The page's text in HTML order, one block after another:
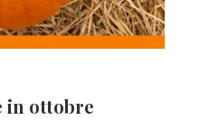
in ottobre